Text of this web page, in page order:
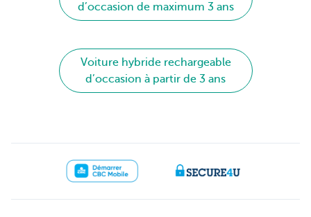
d’occasion de maximum 3 ans
Voiture hybride rechargeable
d’occasion à partir de 3 ans